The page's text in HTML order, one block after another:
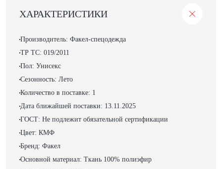
ХАРАКТЕРИСТИКИ
Производитель: Факел-спецодежда
ТР ТС: 019/2011
Пол: Унисекс
Сезонность: Лето
Количество в поставке: 1
Дата ближайшей поставки: 13.11.2025
ГОСТ: Не подлежит обязательной сертификации
Цвет: КМФ
Бренд: Факел
Основной материал: Ткань 100% полиэфир